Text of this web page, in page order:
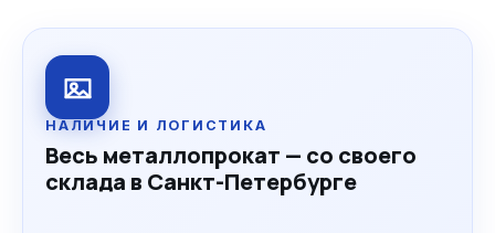
НАЛИЧИЕ И ЛОГИСТИКА
Весь металлопрокат — со своего
склада в Санкт-Петербурге